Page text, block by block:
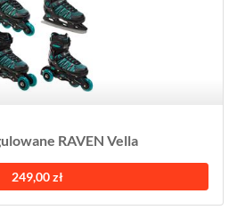
RAVEN Vella
249,00 zł